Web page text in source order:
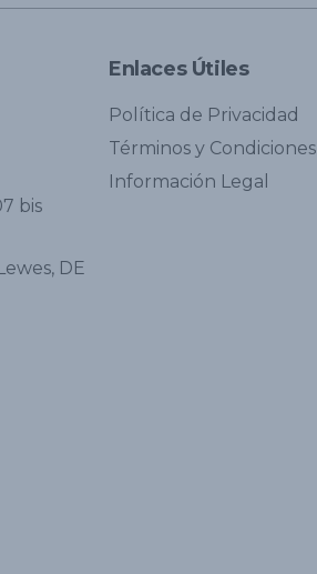
bis
DE
Enlaces Útiles
Política de Privacidad
Términos y Condiciones
Información Legal